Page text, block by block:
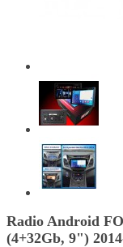
Radio Android
(4+32Gb, 9")